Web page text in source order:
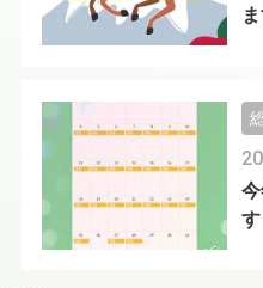
す